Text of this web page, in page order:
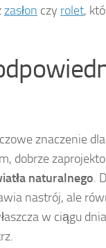
zasłon czy rolet,
znaczenie
dobrze
naturalnego.
nastrój, ale
w ciągu